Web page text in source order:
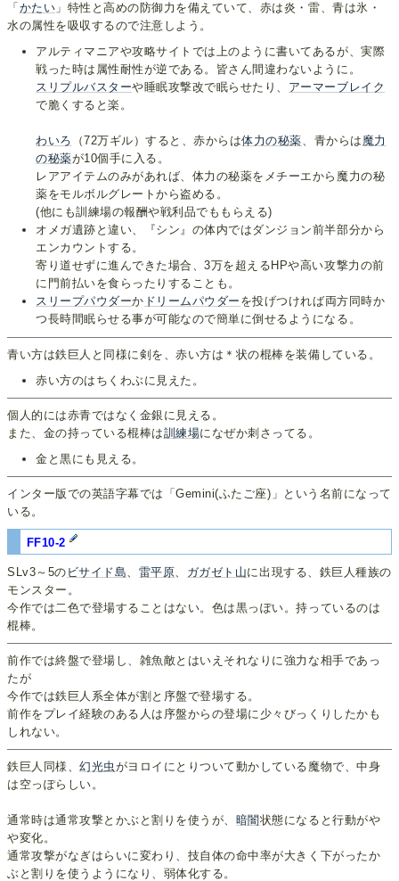
「 かたい 」特性と高めの防御力を備えていて、赤は炎・雷、青は氷・
水の属性を吸収するので注意しよう。
アルティマニアや攻略サイトでは上のように書いてあるが、実際
戦った時は属性耐性が逆である。皆さん間違わないように。
スリプルバスターや睡眠攻撃改で眠らせたり、 アーマーブレイク
で脆くすると楽。
わいろ （72万ギル）すると、赤からは体力の秘薬、青からは 魔力
の秘薬が10個手に入る。
レアアイテムのみがあれば、体力の秘薬をメチーエから魔力の秘
薬をモルボルグレートから盗める。
(他にも訓練場の報酬や戦利品でももらえる)
オメガ遺跡と違い、『シン』の体内ではダンジョン前半部分から
エンカウントする。
寄り道せずに進んできた場合、3万を超えるHPや高い攻撃力の前
に門前払いを食らったりすることも。
スリープパウダーか ドリームパウダー を投げつければ両方同時か
つ長時間眠らせる事が可能なので簡単に倒せるようになる。
青い方は鉄巨人と同様に剣を、赤い方は＊状の棍棒を装備している。
赤い方のはちくわぶに見えた。
個人的には赤青ではなく金銀に見える。
また、金の持っている棍棒は訓練場になぜか刺さってる。
金と黒にも見える。
インター版での英語字幕では「Gemini(ふたご座)」という名前になって
いる。
FF10-2
SLv3～5の ビサイド島 雷平原 ガガゼト山に出現する、鉄巨人種族の
モンスター。
今作では二色で登場することはない。色は黒っぽい。持っているのは
棍棒。
前作では終盤で登場し、雑魚敵とはいえそれなりに強力な相手であっ
たが
今作では鉄巨人系全体が割と序盤で登場する。
前作をプレイ経験のある人は序盤からの登場に少々びっくりしたかも
しれない。
鉄巨人同様、幻光虫 がヨロイにとりついて動かしている魔物で、中身
は空っぽらしい。
通常時は通常攻撃とかぶと割りを使うが、 暗闇状態になると行動がや
や変化。
通常攻撃がなぎはらいに変わり、技自体の命中率が大きく下がったか
ぶと割りを使うようになり、弱体化する。